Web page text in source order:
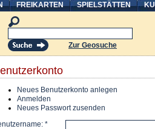
FREIKARTEN SPIELSTÄTTEN
Zur Geosuche
Neues Benutzerkonto anlegen
Anmelden
Neues Passwort zusenden
*